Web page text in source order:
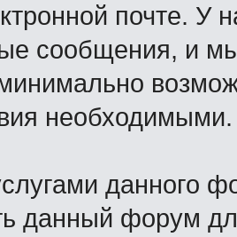
почте. У
сообщения, и
необходимыми.
данного
данный форум